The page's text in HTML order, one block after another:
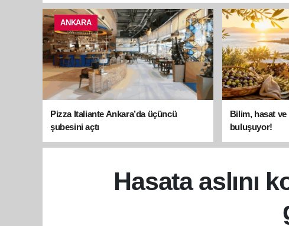
ANKARA
Pizza Italiante Ankara’da üçüncü
şubesini açtı
Bilim, hasat ve
buluşuyor!
Hasata aslını